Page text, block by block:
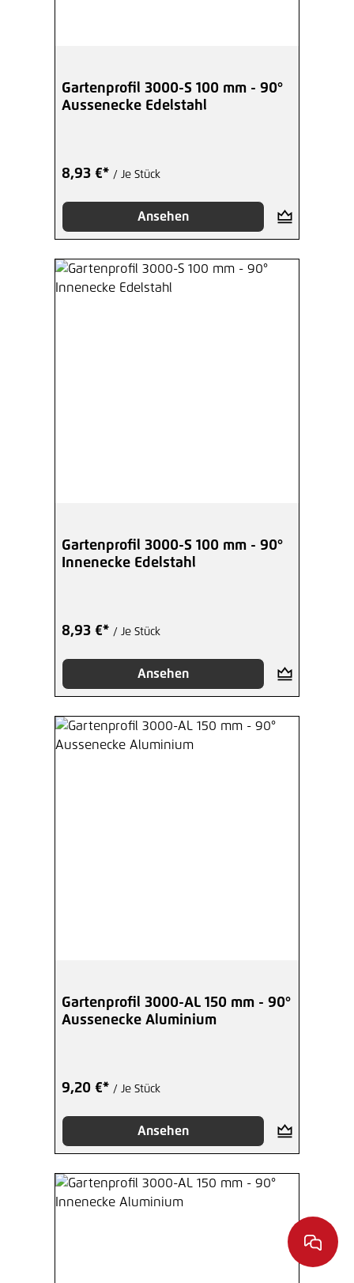
Gartenprofil 3000-S 100 mm - 90°
Aussenecke Edelstahl
8,93 €* / Je Stück
Ansehen
Gartenprofil 3000-S 100 mm - 90°
Innenecke Edelstahl
8,93 €* / Je Stück
Ansehen
Gartenprofil 3000-AL 150 mm - 90°
Aussenecke Aluminium
9,20 €* / Je Stück
Ansehen